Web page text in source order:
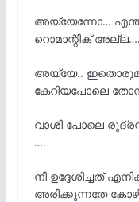
അയ്യേന്നോ… എന്ത്
റൊമാന്റിക്
അയ്യേ..
കേറിയപോലെ
വാശി പോലെ
….
നീ ഉദ്ദേശിച്ചത്
അരിക്കുന്നതേ